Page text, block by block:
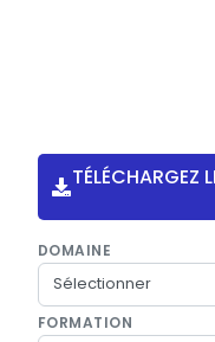
TÉLÉCHARGEZ
DOMAINE
FORMATION